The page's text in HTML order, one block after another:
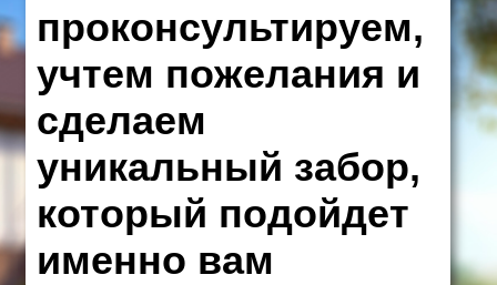
проконсультируем,
учтем пожелания и
сделаем
уникальный забор,
который подойдет
именно вам